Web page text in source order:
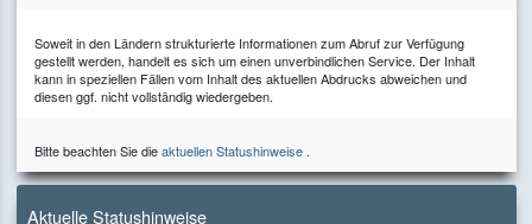
Soweit in den Ländern strukturierte Informationen zum Abruf zur Verfügung
gestellt werden, handelt es sich um einen unverbindlichen Service. Der Inhalt
kann in speziellen Fällen vom Inhalt des aktuellen Abdrucks abweichen und
diesen ggf. nicht vollständig wiedergeben.
Bitte beachten Sie dieaktuellen Statushinweise.
Aktuelle Statushinweise